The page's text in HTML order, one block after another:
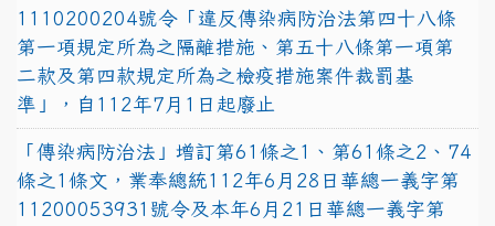
1110200204號令「違反傳染病防治法第四十八條
第一項規定所為之隔離措施、第五十八條第一項第
二款及第四款規定所為之檢疫措施案件裁罰基
準」，自112年7月1日起廢止
「傳染病防治法」增訂第61條之1、第61條之2、74
條之1條文，業奉總統112年6月28日華總一義字第
11200053931號令及本年6月21日華總一義字第